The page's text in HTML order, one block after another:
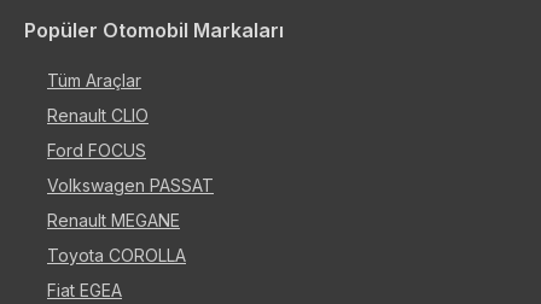
Popüler Otomobil Markaları
Tüm Araçlar
Renault CLIO
Ford FOCUS
Volkswagen PASSAT
Renault MEGANE
Toyota COROLLA
Fiat EGEA